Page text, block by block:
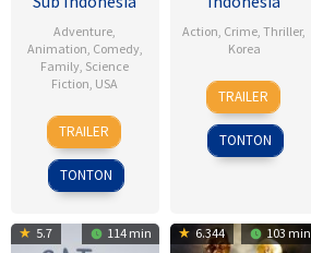
Adventure,
Animation, Comedy,
Family, Science
Fiction, USA
14
Dec
2001
John
A.
Davis
TRAILER
TONTON
Action, Crime,Thriller,
Korea
9
Feb
2017
Lee
Hu-
bin
TRAILER
TONTON
5.7 114 min 6.344 103 min